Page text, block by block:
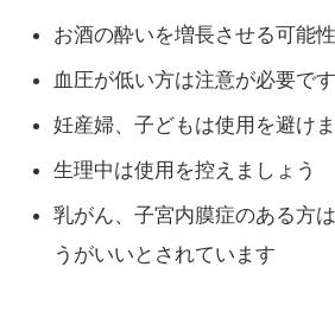
お酒の酔いを増長させる可能
血圧が低い方は注意が必要です
妊産婦、子どもは使用を避け
生理中は使用を控えましょう
乳がん、子宮内膜症のある方
うがいいとされています